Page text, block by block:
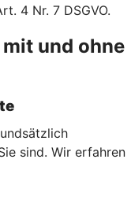
4 Nr. 7 DSGVO.
und ohne
sind. Wir erfahren